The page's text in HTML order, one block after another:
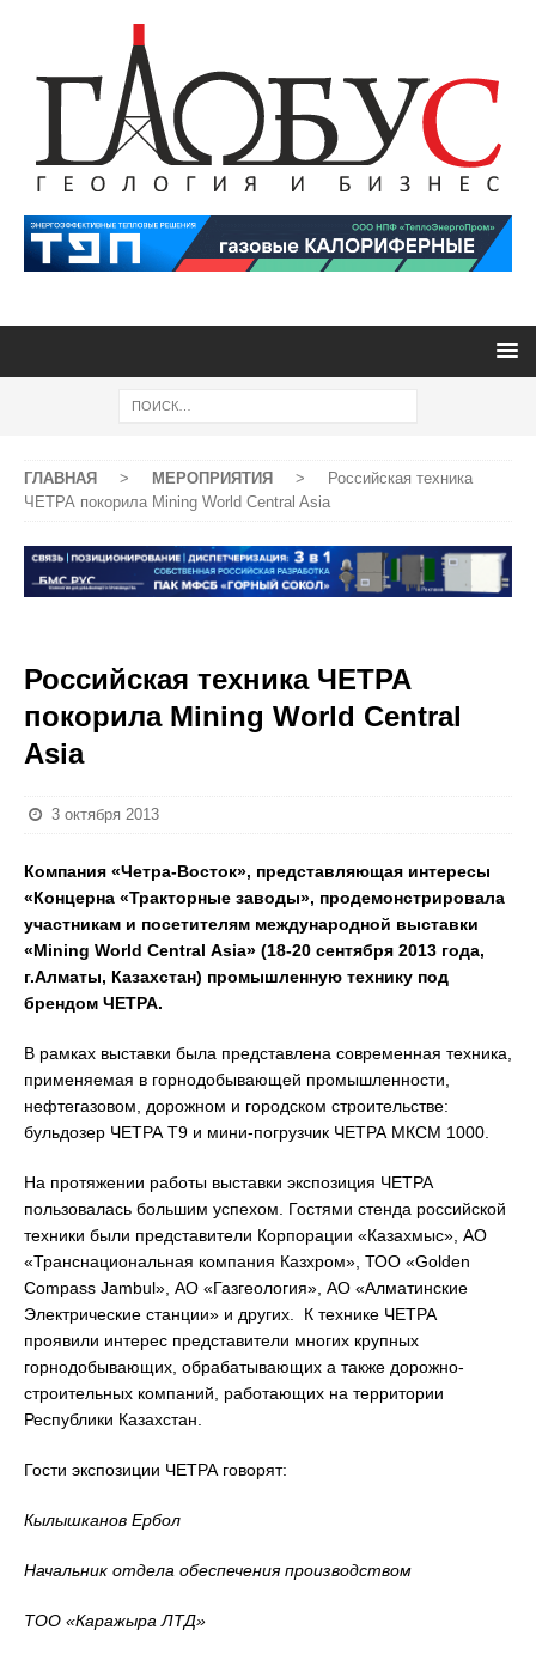
ГЛАВНАЯ > МЕРОПРИЯТИЯ >
Российская техника
ЧЕТРА покорила Mining World Central Asia
Российская техника ЧЕТРА
покорила Mining World Central
Asia
3 октября 2013
Компания «Четра-Восток», представляющая интересы
«Концерна «Тракторные заводы», продемонстрировала
участникам и посетителям международной выставки
«Mining World Сentral Asia» (18-20 сентября 2013 года,
г.Алматы, Казахстан) промышленную технику под
брендом ЧЕТРА.
В рамках выставки была представлена современная техника,
применяемая в горнодобывающей промышленности,
нефтегазовом, дорожном и городском строительстве:
бульдозер ЧЕТРА Т9 и мини-погрузчик ЧЕТРА МКСМ 1000.
На протяжении работы выставки экспозиция ЧЕТРА
пользовалась большим успехом. Гостями стенда российской
техники были представители Корпорации «Казахмыс», АО
«Транснациональная компания Казхром», ТОО «Golden
Compass Jambul», АО «Газгеология», АО «Алматинские
Электрические станции» и других. К технике ЧЕТРА
проявили интерес представители многих крупных
горнодобывающих, обрабатывающих а также дорожно-
строительных компаний, работающих на территории
Республики Казахстан.
Гости экспозиции ЧЕТРА говорят:
Кылышканов Ербол
Начальник отдела обеспечения производством
ТОО «Каражыра ЛТД»